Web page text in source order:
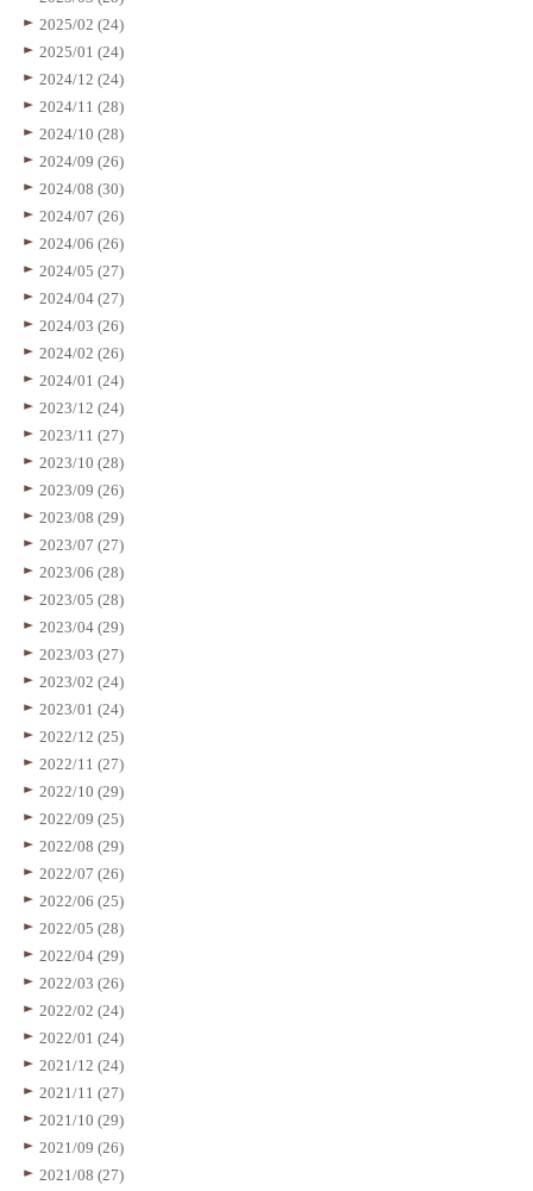
2025/02 (24)
2025/01 (24)
2024/12 (24)
2024/11 (28)
2024/10 (28)
2024/09 (26)
2024/08 (30)
2024/07 (26)
2024/06 (26)
2024/05 (27)
2024/04 (27)
2024/03 (26)
2024/02 (26)
2024/01 (24)
2023/12 (24)
2023/11 (27)
2023/10 (28)
2023/09 (26)
2023/08 (29)
2023/07 (27)
2023/06 (28)
2023/05 (28)
2023/04 (29)
2023/03 (27)
2023/02 (24)
2023/01 (24)
2022/12 (25)
2022/11 (27)
2022/10 (29)
2022/09 (25)
2022/08 (29)
2022/07 (26)
2022/06 (25)
2022/05 (28)
2022/04 (29)
2022/03 (26)
2022/02 (24)
2022/01 (24)
2021/12 (24)
2021/11 (27)
2021/10 (29)
2021/09 (26)
2021/08 (27)